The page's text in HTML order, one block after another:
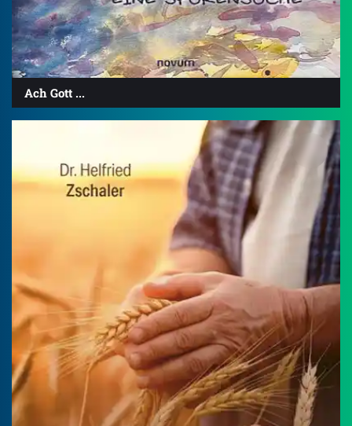
Ach Gott ...